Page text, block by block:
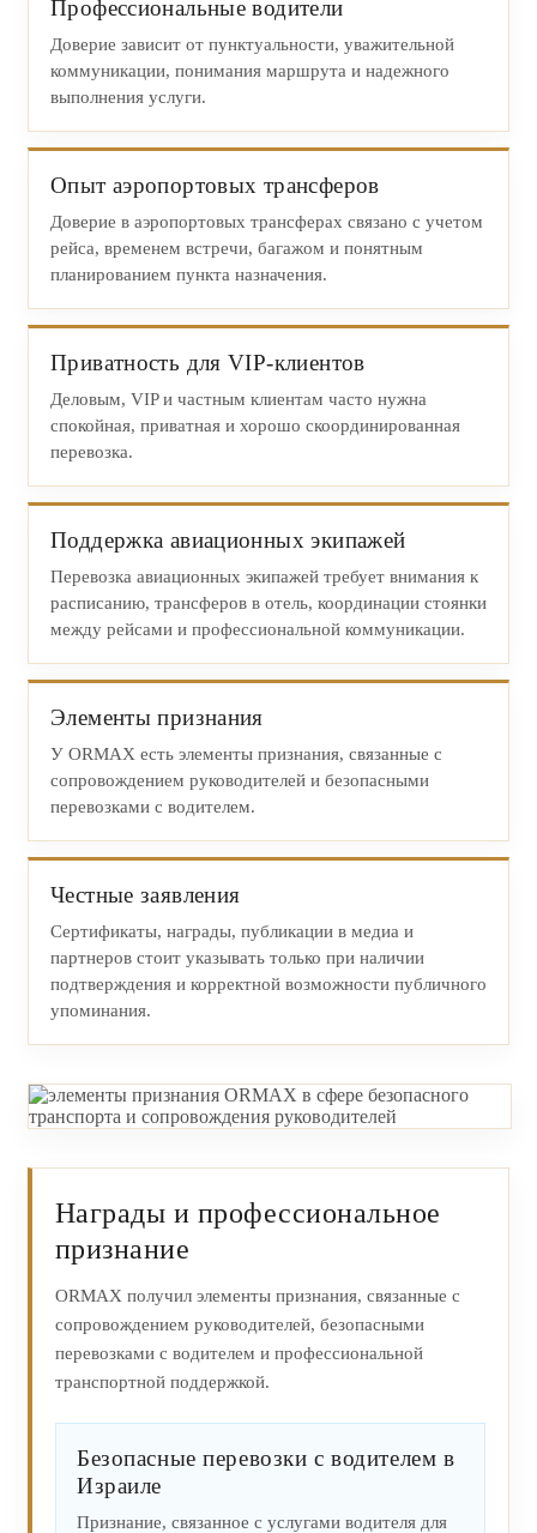
Профессиональные водители
Доверие зависит от пунктуальности, уважительной
коммуникации, понимания маршрута и надежного
выполнения услуги.
Опыт аэропортовых трансферов
Доверие в аэропортовых трансферах связано с учетом
рейса, временем встречи, багажом и понятным
планированием пункта назначения.
Приватность для VIP-клиентов
Деловым, VIP и частным клиентам часто нужна
спокойная, приватная и хорошо скоординированная
перевозка.
Поддержка авиационных экипажей
Перевозка авиационных экипажей требует внимания к
расписанию, трансферов в отель, координации стоянки
между рейсами и профессиональной коммуникации.
Элементы признания
У ORMAX есть элементы признания, связанные с
сопровождением руководителей и безопасными
перевозками с водителем.
Честные заявления
Сертификаты, награды, публикации в медиа и
партнеров стоит указывать только при наличии
подтверждения и корректной возможности публичного
упоминания.
Награды и профессиональное
признание
ORMAX получил элементы признания, связанные с
сопровождением руководителей, безопасными
перевозками с водителем и профессиональной
транспортной поддержкой.
Безопасные перевозки с водителем в
Израиле
Признание, связанное с услугами водителя для